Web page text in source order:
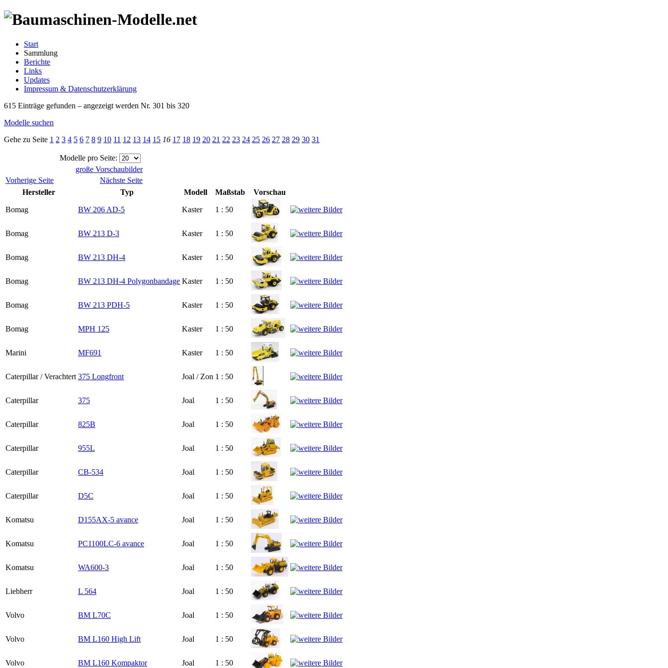
Start
Sammlung
Berichte
Links
Updates
Impressum & Datenschutzerklärung
615 Einträge gefunden – angezeigt werden Nr. 301 bis 320
Modelle suchen
Gehe zu Seite 1 2 3 4 5 6 7 8 9 10 11 12 13 14 15 16 17 18 19 20 21 22 23 24 25 26 27 28 29 30 31
Modelle pro Seite:
große Vorschaubilder
Vorherige Seite
Nächste Seite
Hersteller
Typ Modell Maßstab Vorschau
Bomag BW 206 AD-5 Kaster 1 : 50
Bomag BW 213 D-3 Kaster 1 : 50
Bomag BW 213 DH-4 Kaster 1 : 50
Bomag BW 213 DH-4 Polygonbandage Kaster 1 : 50
Bomag BW 213 PDH-5 Kaster 1 : 50
Bomag MPH 125 Kaster 1 : 50
Marini MF691 Kaster 1 : 50
Caterpillar / Verachtert 375 Longfront Joal / Zon 1 : 50
Caterpillar 375 Joal 1 : 50
Caterpillar 825B Joal 1 : 50
Caterpillar 955L Joal 1 : 50
Caterpillar CB-534 Joal 1 : 50
Caterpillar D5C Joal 1 : 50
Komatsu D155AX-5 avance Joal 1 : 50
Komatsu PC1100LC-6 avance Joal 1 : 50
Komatsu WA600-3 Joal 1 : 50
Liebherr L 564 Joal 1 : 50
Volvo BM L70C Joal 1 : 50
Volvo BM L160 High Lift Joal 1 : 50
Volvo BM L160 Kompaktor Joal 1 : 50